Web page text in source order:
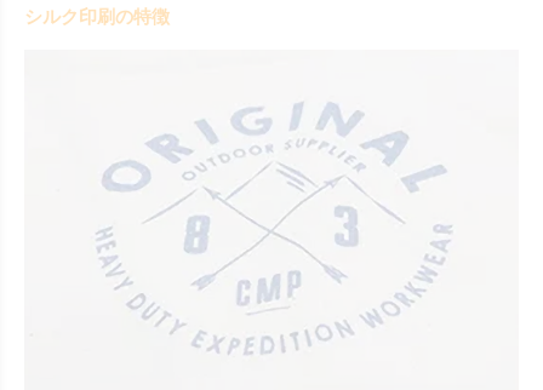
シルク印刷の特徴